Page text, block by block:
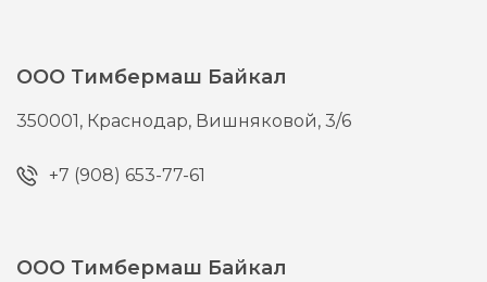
ООО Тимбермаш Байкал
350001, Краснодар, Вишняковой, 3/6
+7 (908) 653-77-61
ООО Тимбермаш Байкал